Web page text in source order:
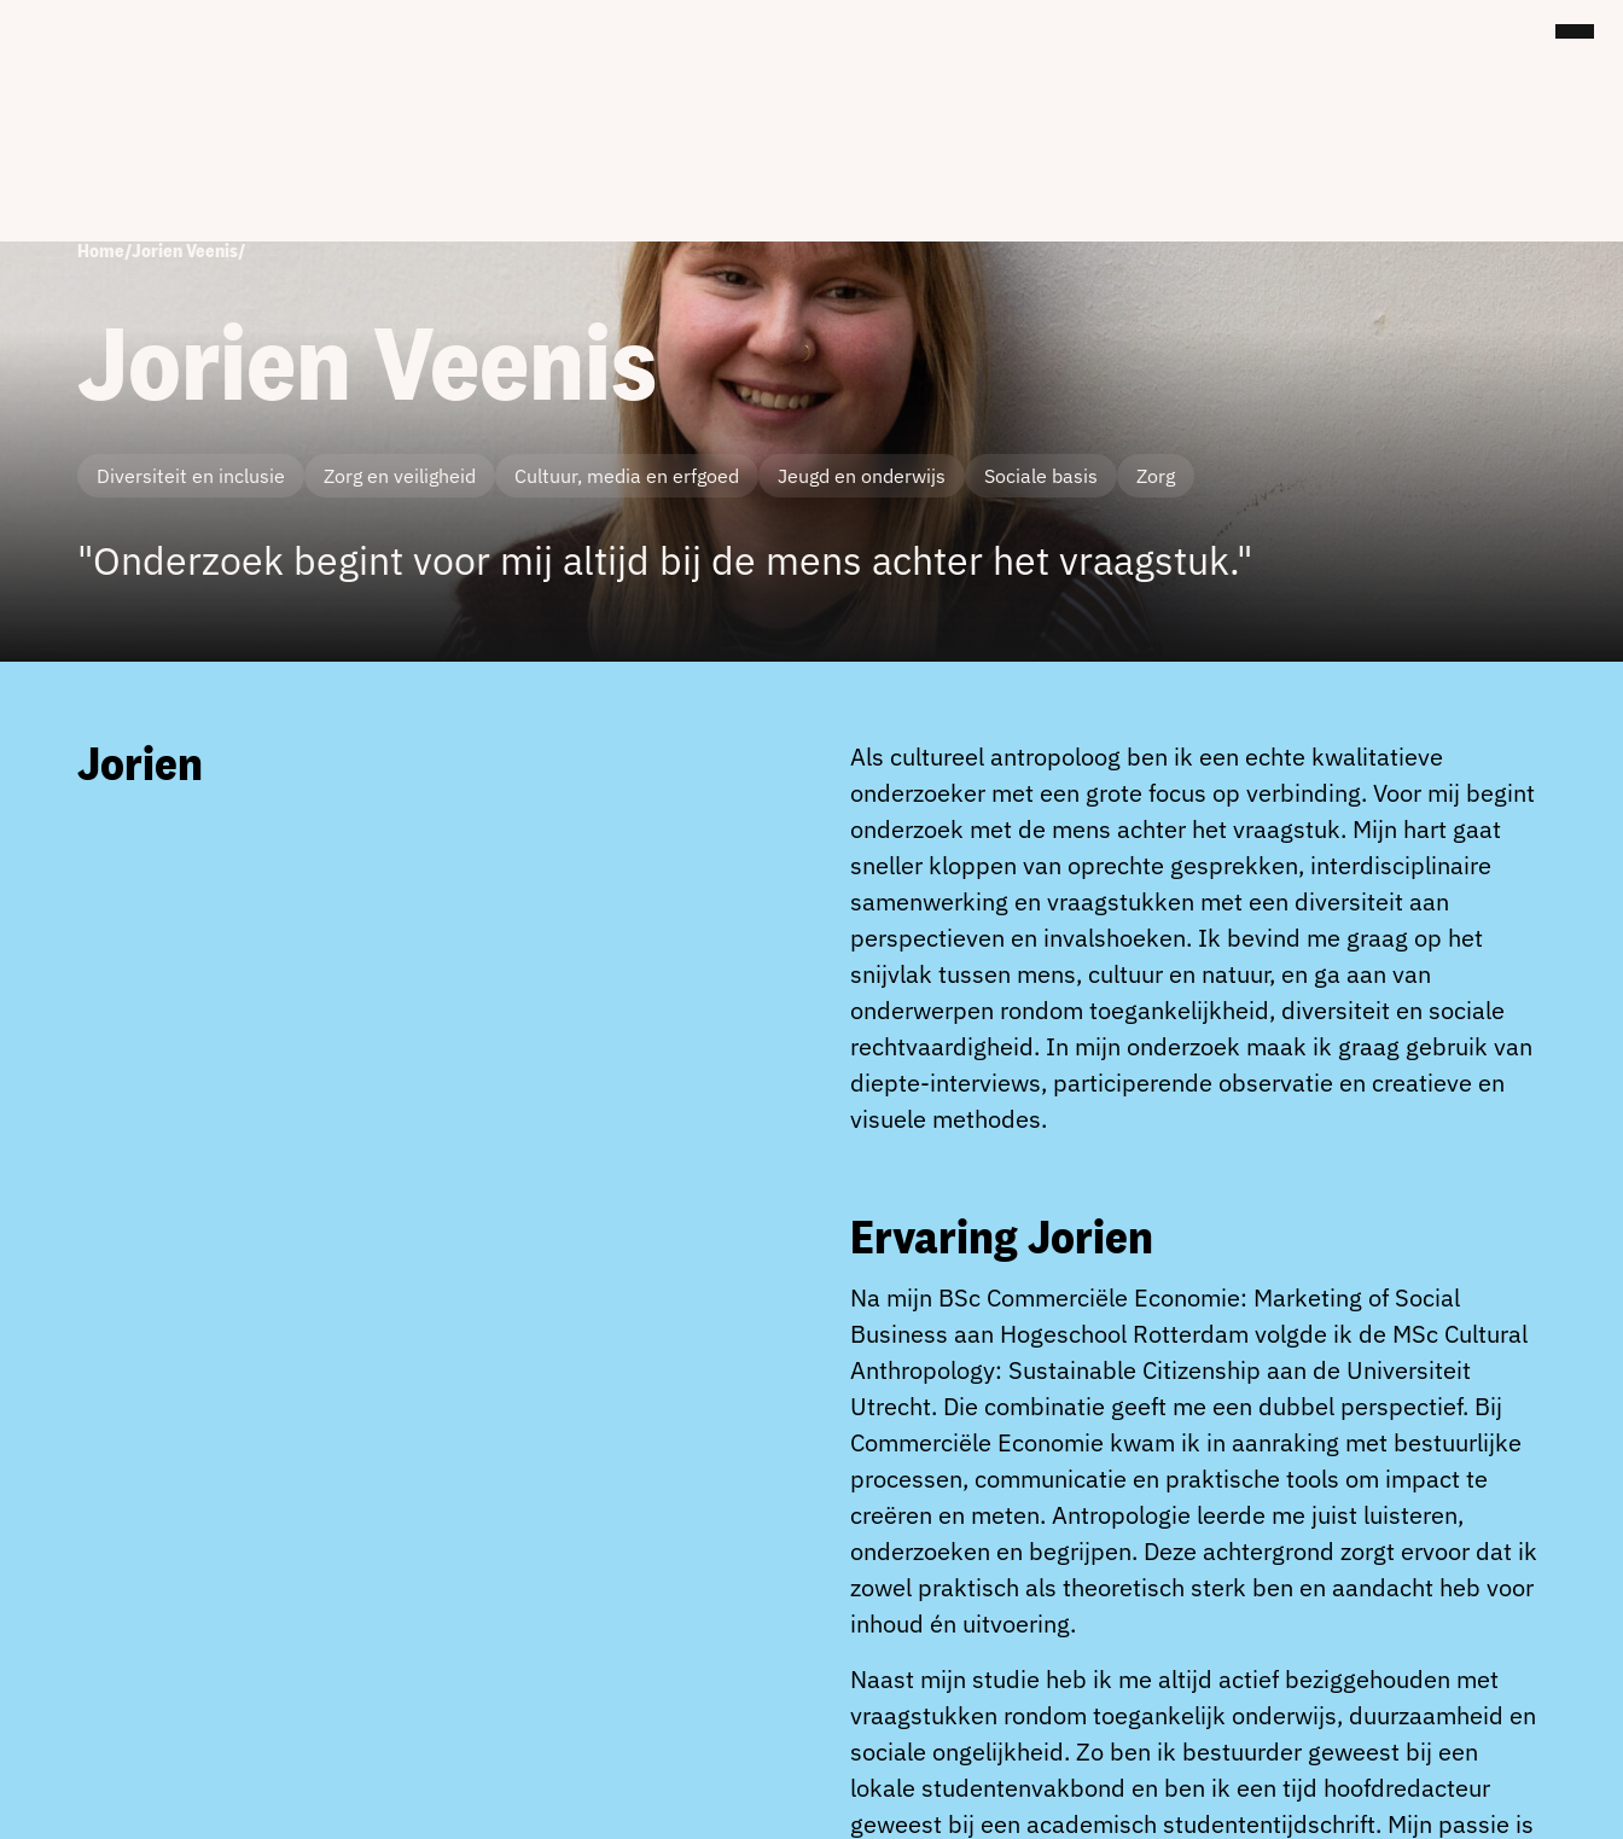
Home/Jorien Veenis/
Jorien Veenis
Diversiteit en inclusie Zorg en veiligheid Cultuur, media en erfgoed Jeugd en onderwijs Sociale basis Zorg
"Onderzoek begint voor mij altijd bij de mens achter het vraagstuk."
Jorien
Als cultureel antropoloog ben ik een echte kwalitatieve
onderzoeker met een grote focus op verbinding. Voor mij begint
onderzoek met de mens achter het vraagstuk. Mijn hart gaat
sneller kloppen van oprechte gesprekken, interdisciplinaire
samenwerking en vraagstukken met een diversiteit aan
perspectieven en invalshoeken. Ik bevind me graag op het
snijvlak tussen mens, cultuur en natuur, en ga aan van
onderwerpen rondom toegankelijkheid, diversiteit en sociale
rechtvaardigheid. In mijn onderzoek maak ik graag gebruik van
diepte-interviews, participerende observatie en creatieve en
visuele methodes.
Ervaring Jorien
Na mijn BSc Commerciële Economie: Marketing of Social
Business aan Hogeschool Rotterdam volgde ik de MSc Cultural
Anthropology: Sustainable Citizenship aan de Universiteit
Utrecht. Die combinatie geeft me een dubbel perspectief. Bij
Commerciële Economie kwam ik in aanraking met bestuurlijke
processen, communicatie en praktische tools om impact te
creëren en meten. Antropologie leerde me juist luisteren,
onderzoeken en begrijpen. Deze achtergrond zorgt ervoor dat ik
zowel praktisch als theoretisch sterk ben en aandacht heb voor
inhoud én uitvoering.
Naast mijn studie heb ik me altijd actief beziggehouden met
vraagstukken rondom toegankelijk onderwijs, duurzaamheid en
sociale ongelijkheid. Zo ben ik bestuurder geweest bij een
lokale studentenvakbond en ben ik een tijd hoofdredacteur
geweest bij een academisch studententijdschrift. Mijn passie is